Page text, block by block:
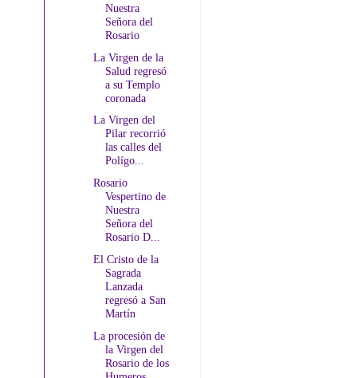
Nuestra
Señora del
Rosario
La Virgen de la
Salud regresó
a su Templo
coronada
La Virgen del
Pilar recorrió
las calles del
Polígo...
Rosario
Vespertino de
Nuestra
Señora del
Rosario D...
El Cristo de la
Sagrada
Lanzada
regresó a San
Martín
La procesión de
la Virgen del
Rosario de los